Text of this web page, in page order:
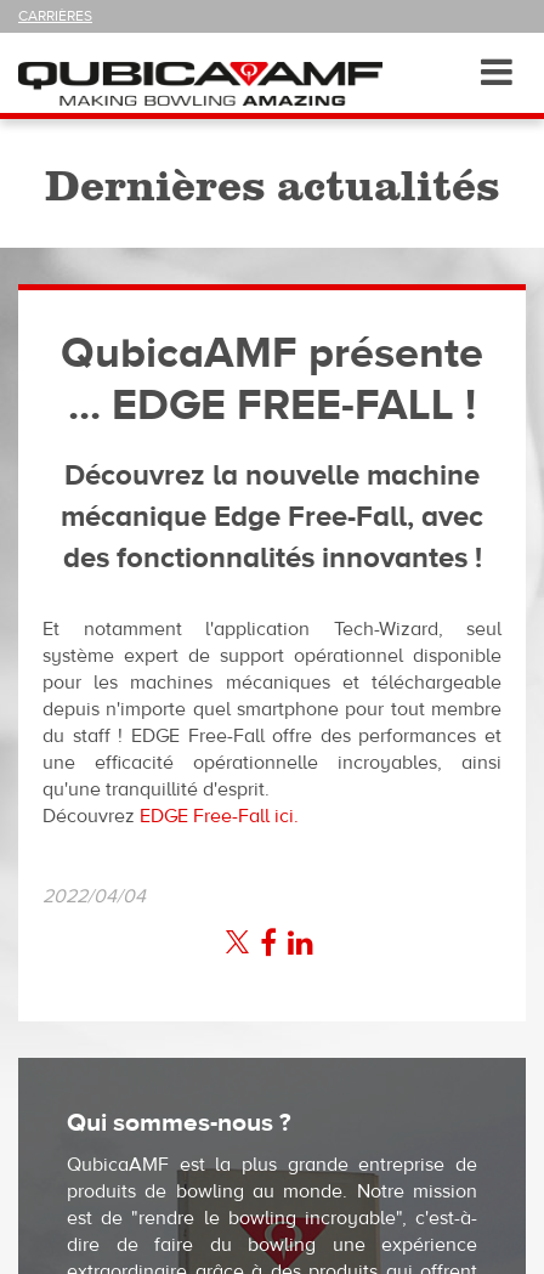
CARRIÈRES
NOUS
Navigation
Dernières actualités
QubicaAMF présente
... EDGE FREE-FALL !
Découvrez la nouvelle machine
mécanique Edge Free-Fall, avec
des fonctionnalités innovantes !
Et notamment l'application Tech-Wizard, seul
système expert de support opérationnel disponible
pour les machines mécaniques et téléchargeable
depuis n'importe quel smartphone pour tout membre
du staff ! EDGE Free-Fall offre des performances et
une efficacité opérationnelle incroyables, ainsi
qu'une tranquillité d'esprit.
Découvrez EDGE Free-Fall ici.
2022/04/04
Qui sommes-nous ?
QubicaAMF est la plus grande entreprise de
produits de bowling au monde. Notre mission
est de "rendre le bowling incroyable", c'est-à-
dire de faire du bowling une expérience